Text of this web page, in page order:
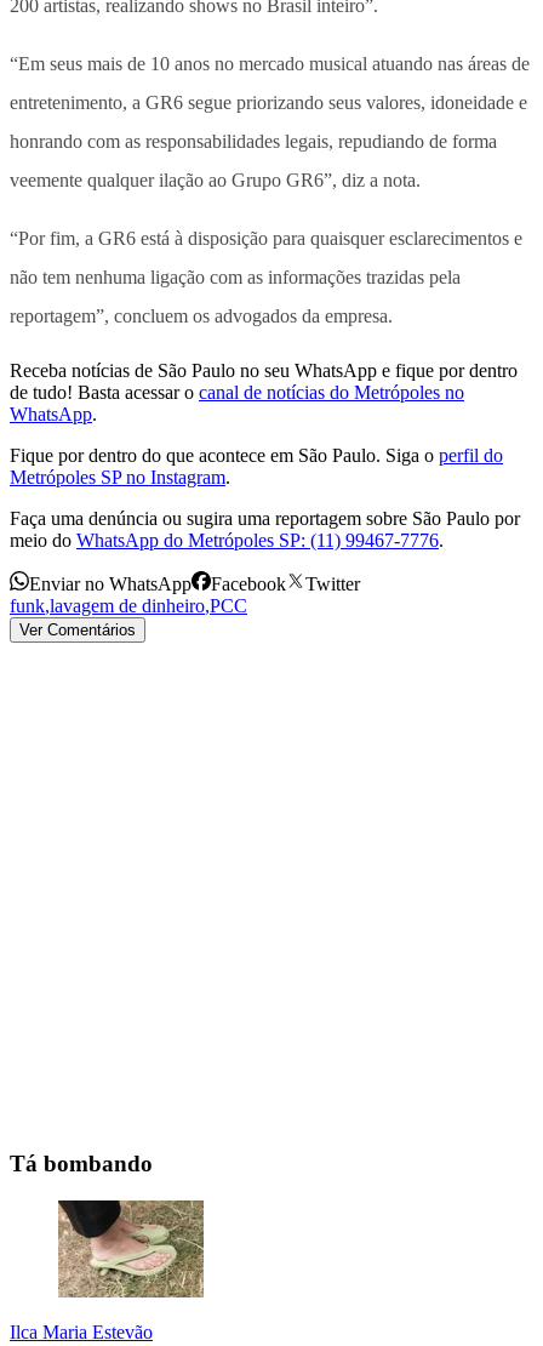
200 artistas, realizando shows no Brasil inteiro”.
“Em seus mais de 10 anos no mercado musical atuando nas áreas de
entretenimento, a GR6 segue priorizando seus valores, idoneidade e
honrando com as responsabilidades legais, repudiando de forma
veemente qualquer ilação ao Grupo GR6”, diz a nota.
“Por fim, a GR6 está à disposição para quaisquer esclarecimentos e
não tem nenhuma ligação com as informações trazidas pela
reportagem”, concluem os advogados da empresa.
Receba notícias de São Paulo no seu WhatsApp e fique por dentro
de tudo! Basta acessar o canal de notícias do Metrópoles no
WhatsApp.
Fique por dentro do que acontece em São Paulo. Siga o perfil do
Metrópoles SP no Instagram.
Faça uma denúncia ou sugira uma reportagem sobre São Paulo por
meio do WhatsApp do Metrópoles SP: (11) 99467-7776.
Enviar no WhatsApp Facebook
Twitter
funk,lavagem de dinheiro,PCC
Ver Comentários
Tá bombando
Ilca Maria Estevão